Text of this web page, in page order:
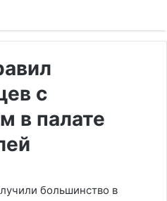
с
в палате
большинство в